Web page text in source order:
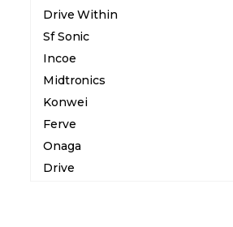
Drive Within
Sf Sonic
Incoe
Midtronics
Konwei
Ferve
Onaga
Drive